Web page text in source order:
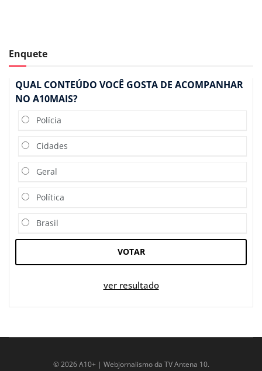
Enquete
QUAL CONTEÚDO VOCÊ GOSTA DE ACOMPANHAR
NO A10MAIS?
Polícia
Cidades
Geral
Política
Brasil
VOTAR
ver resultado
© 2026 A10+ | Webjornalismo da TV Antena 10.